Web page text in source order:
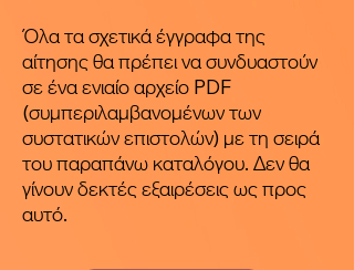
Όλα τα σχετικά έγγραφα της
αίτησης θα πρέπει να συνδυαστούν
σε ένα ενιαίο αρχείο PDF
(συμπεριλαμβανομένων των
συστατικών επιστολών) με τη σειρά
του παραπάνω καταλόγου. Δεν θα
γίνουν δεκτές εξαιρέσεις ως προς
αυτό.